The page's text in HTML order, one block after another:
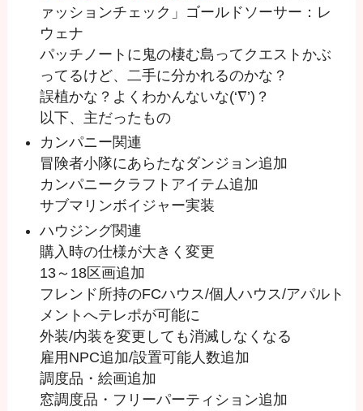
ァッションチェック」ゴールドソーサー：レ
ウェナ
パッチノートに鬼の棲む島ってクエストかぶ
ってるけど、二手に分かれるのかな？
誤植かな？よくわかんないな(‘∇’)？
以下、主だったもの
カンパニー関連
冒険者小隊にあらたなダンジョン追加
カンパニークラフトアイテム追加
サブマリンボイジャー実装
ハウジング関連
購入時の仕様が大きく変更
13～18区画追加
フレンド所持のFCハウス/個人ハウス/アパルト
メントへテレポが可能に
外装/内装を変更しても消滅しなくなる
雇用NPC追加/設置可能人数追加
調度品・絵画追加
窓調度品・フリーパーティション追加